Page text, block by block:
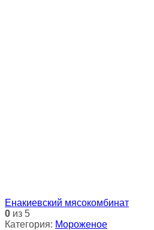
Енакиевский мясокомбинат
0 из 5
Категория: Мороженое